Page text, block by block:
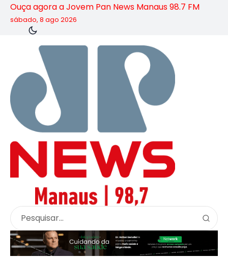
Ouça agora a Jovem Pan News Manaus 98.7 FM
sábado, 8 ago 2026